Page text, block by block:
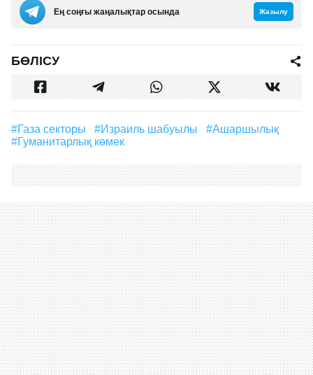
Ең соңғы жаңалықтар осында Жазылу
БӨЛІСУ
#Газа секторы #Израиль шабуылы
#ашаршылық
#гуманитарлық көмек